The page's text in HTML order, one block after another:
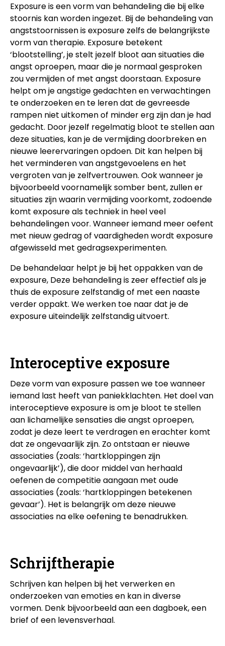
Exposure is een vorm van behandeling die bij elke
stoornis kan worden ingezet. Bij de behandeling van
angststoornissen is exposure zelfs de belangrijkste
vorm van therapie. Exposure betekent
‘blootstelling’, je stelt jezelf bloot aan situaties die
angst oproepen, maar die je normaal gesproken
zou vermijden of met angst doorstaan. Exposure
helpt om je angstige gedachten en verwachtingen
te onderzoeken en te leren dat de gevreesde
rampen niet uitkomen of minder erg zijn dan je had
gedacht. Door jezelf regelmatig bloot te stellen aan
deze situaties, kan je de vermijding doorbreken en
nieuwe leerervaringen opdoen. Dit kan helpen bij
het verminderen van angstgevoelens en het
vergroten van je zelfvertrouwen. Ook wanneer je
bijvoorbeeld voornamelijk somber bent, zullen er
situaties zijn waarin vermijding voorkomt, zodoende
komt exposure als techniek in heel veel
behandelingen voor. Wanneer iemand meer oefent
met nieuw gedrag of vaardigheden wordt exposure
afgewisseld met gedragsexperimenten.
De behandelaar helpt je bij het oppakken van de
exposure, Deze behandeling is zeer effectief als je
thuis de exposure zelfstandig of met een naaste
verder oppakt. We werken toe naar dat je de
exposure uiteindelijk zelfstandig uitvoert.
Interoceptive exposure
Deze vorm van exposure passen we toe wanneer
iemand last heeft van paniekklachten. Het doel van
interoceptieve exposure is om je bloot te stellen
aan lichamelijke sensaties die angst oproepen,
zodat je deze leert te verdragen en erachter komt
dat ze ongevaarlijk zijn. Zo ontstaan er nieuwe
associaties (zoals: ‘hartkloppingen zijn
ongevaarlijk’), die door middel van herhaald
oefenen de competitie aangaan met oude
associaties (zoals: ‘hartkloppingen betekenen
gevaar’). Het is belangrijk om deze nieuwe
associaties na elke oefening te benadrukken.
Schrijftherapie
Schrijven kan helpen bij het verwerken en
onderzoeken van emoties en kan in diverse
vormen. Denk bijvoorbeeld aan een dagboek, een
brief of een levensverhaal.